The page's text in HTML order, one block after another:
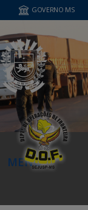
GOVERNO MS
MENU